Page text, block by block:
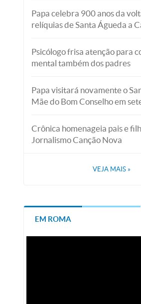
Papa celebra 900 anos da
relíquias de Santa Águeda a
Psicólogo frisa atenção para
mental também dos padres
Papa visitará novamente o
Mãe do Bom Conselho em
Crônica homenageia pais e
Jornalismo Canção Nova
VEJA MAIS »
EM ROMA